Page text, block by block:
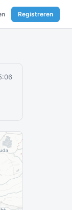
Registreren